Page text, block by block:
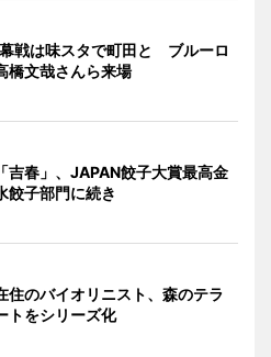
戦は味スタで町田と ブルーロ
橋文哉さんら来場
吉春」、JAPAN餃子大賞最高金
子部門に続き
住のバイオリニスト、森のテラ
トをシリーズ化